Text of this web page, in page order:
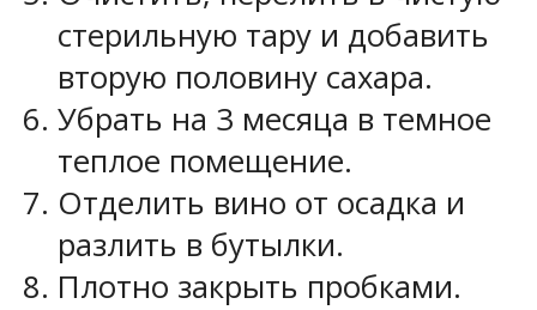
стерильную тару и добавить
вторую половину сахара.
Убрать на 3 месяца в темное
теплое помещение.
Отделить вино от осадка и
разлить в бутылки.
Плотно закрыть пробками.